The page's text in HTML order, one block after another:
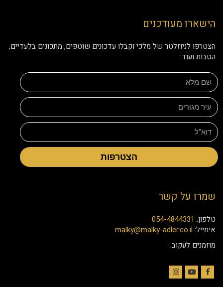
הישארו מעודכנים
הצטרפו לניוזלטר של מלכי וקבלו עדכונים שוטפים, מתכונים בלעדיים,
הטבות ועוד:
הצטרפות
שמרו על קשר
טלפון: 054-4844331
אימייל: malky@malky-adler.co.il
מוזמנים לעקוב: